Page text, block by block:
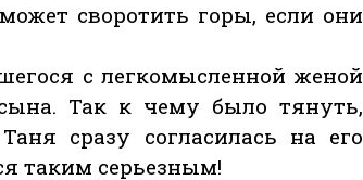
своротить горы, если они
с легкомысленной женой
Так к чему было тянуть,
сразу согласилась на его
таким серьезным!